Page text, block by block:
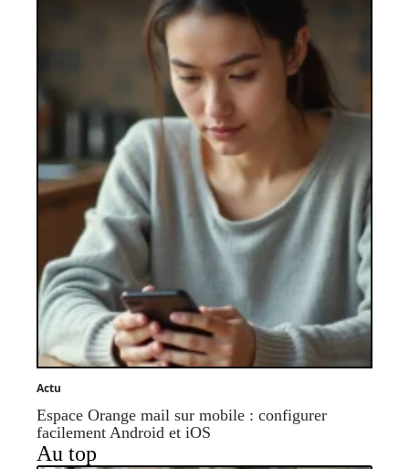
Actu
Espace Orange mail sur mobile : configurer
facilement Android et iOS
Au top